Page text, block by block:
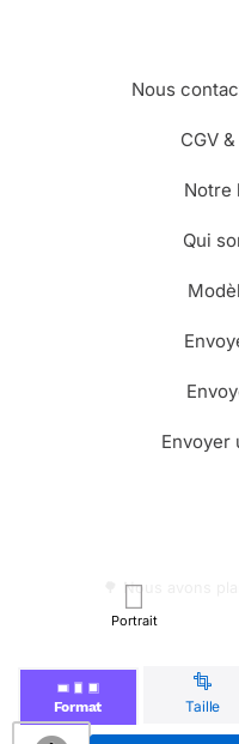
Portrait
Format Taille
Nous
CGV
Notre
Qui
Envoyer
🌳 Nous avons
©